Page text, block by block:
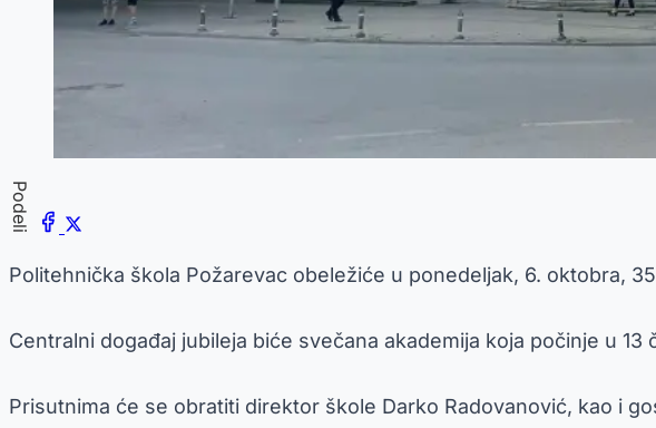
Podeli
Politehnička škola Požarevac obeležiće u ponedeljak, 6. oktobra,
Centralni događaj jubileja biće svečana akademija koja počinje u 13
Prisutnima će se obratiti direktor škole Darko Radovanović, kao i